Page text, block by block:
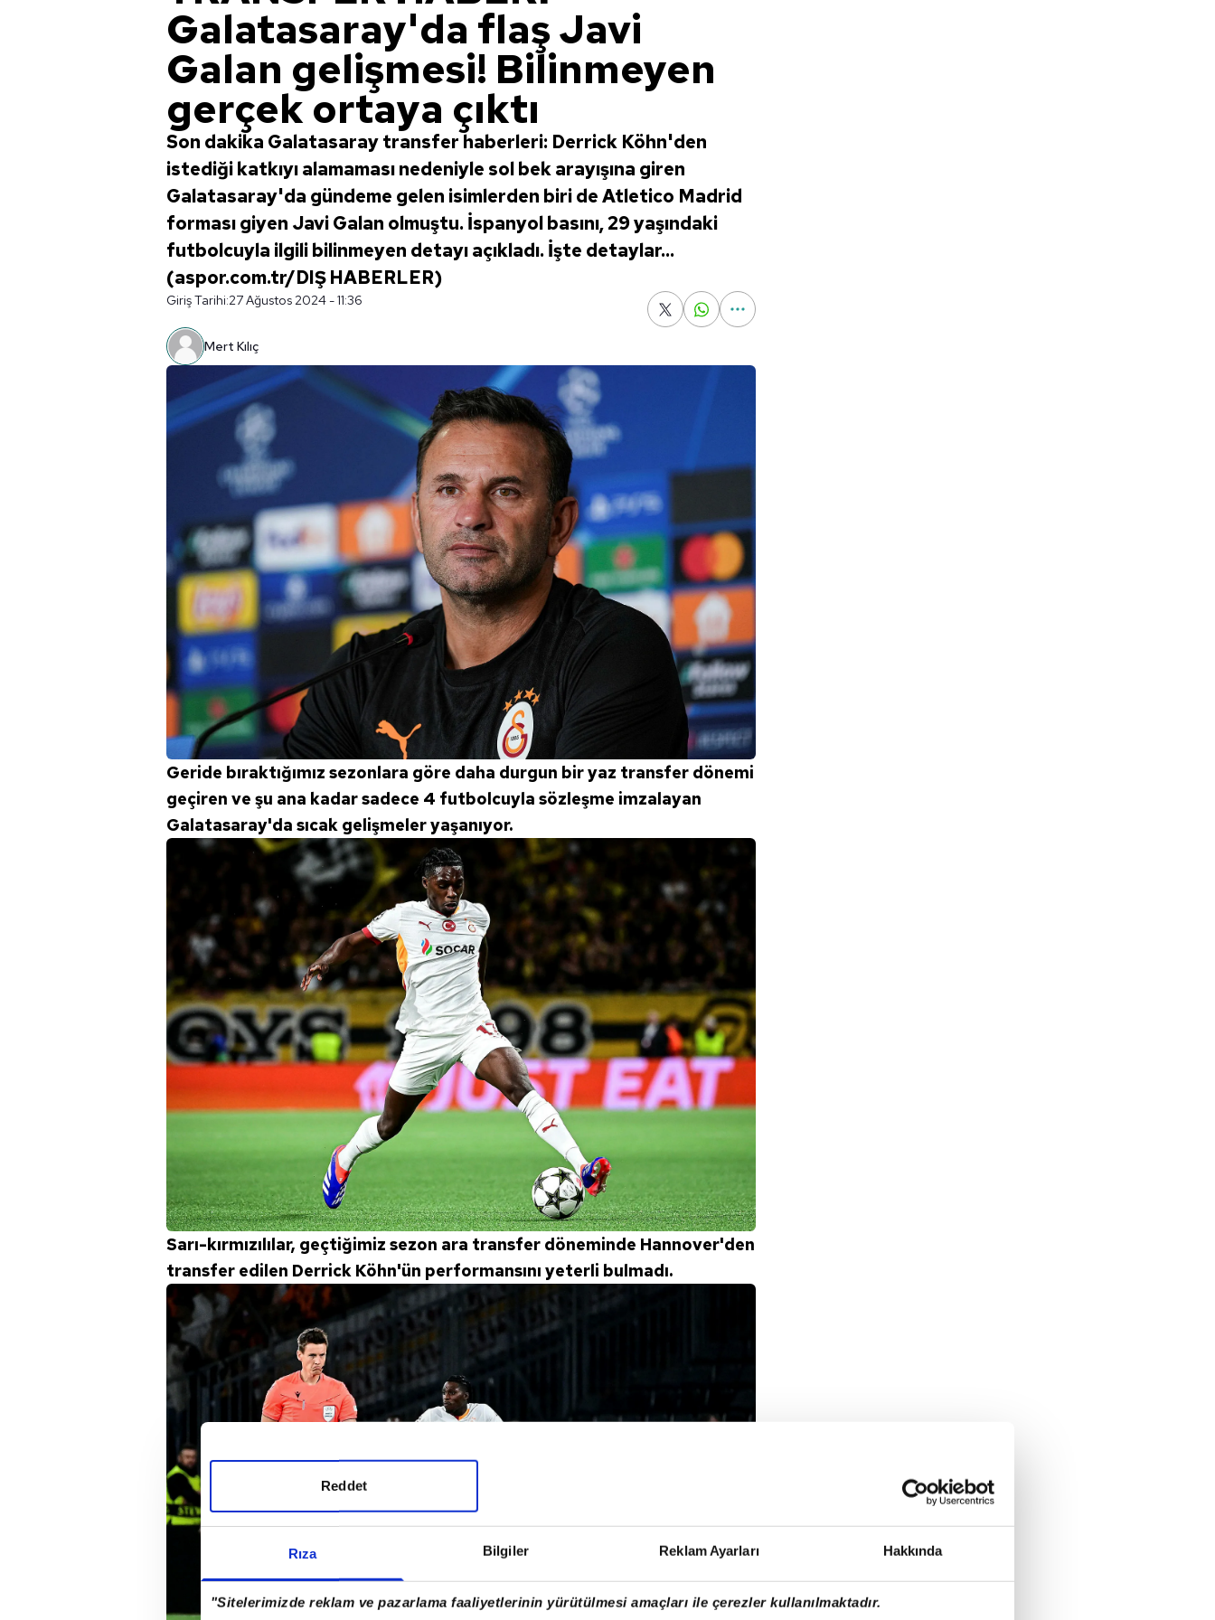
Rıza Bilgiler Reklam Ayarları Hakkında
"Sitelerimizde reklam ve pazarlama faaliyetlerinin yürütülmesi amaçları ile çerezler kullanılmaktadır.
Reddet
Galatasaray'da flaş Javi
Galan gelişmesi! Bilinmeyen
gerçek ortaya çıktı
Son dakika Galatasaray transfer haberleri: Derrick Köhn'den
istediği katkıyı alamaması nedeniyle sol bek arayışına giren
Galatasaray'da gündeme gelen isimlerden biri de Atletico Madrid
forması giyen Javi Galan olmuştu. İspanyol basını, 29 yaşındaki
futbolcuyla ilgili bilinmeyen detayı açıkladı. İşte detaylar...
(aspor.com.tr/DIŞ HABERLER)
Giriş Tarihi:27 Ağustos 2024 - 11:36
Mert Kılıç
Geride bıraktığımız sezonlara göre daha durgun bir yaz transfer dönemi
geçiren ve şu ana kadar sadece 4 futbolcuyla sözleşme imzalayan
Galatasaray'da sıcak gelişmeler yaşanıyor.
Sarı-kırmızılılar, geçtiğimiz sezon ara transfer döneminde Hannover'den
transfer edilen Derrick Köhn'ün performansını yeterli bulmadı.